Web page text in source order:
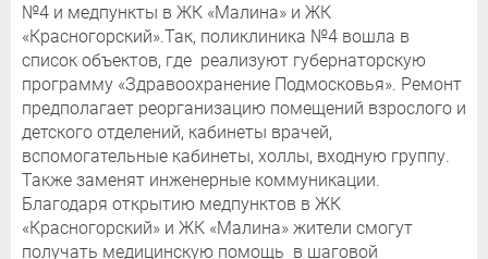
№4 и медпункты в ЖК «Малина» и ЖК
«Красногорский».Так, поликлиника №4 вошла в
список объектов, где реализуют губернаторскую
программу «Здравоохранение Подмосковья». Ремонт
предполагает реорганизацию помещений взрослого и
детского отделений, кабинеты врачей,
вспомогательные кабинеты, холлы, входную группу.
Также заменят инженерные коммуникации.
Благодаря открытию медпунктов в ЖК
«Красногорский» и ЖК «Малина» жители смогут
получать медицинскую помощь в шаговой